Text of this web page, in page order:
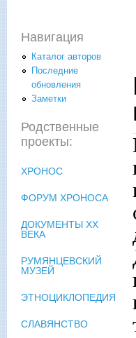
Навигация
Каталог авторов
Последние
обновления
Заметки
Родственные
проекты:
ХРОНОС
ФОРУМ ХРОНОСА
ДОКУМЕНТЫ XX
ВЕКА
РУМЯНЦЕВСКИЙ
МУЗЕЙ
ЭТНОЦИКЛОПЕДИЯ
СЛАВЯНСТВО